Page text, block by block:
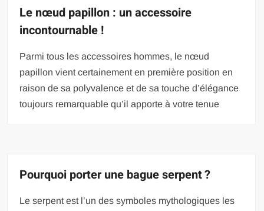
Le nœud papillon : un accessoire
incontournable !
Parmi tous les accessoires hommes, le nœud
papillon vient certainement en première position en
raison de sa polyvalence et de sa touche d’élégance
toujours remarquable qu’il apporte à votre tenue
Pourquoi porter une bague serpent ?
Le serpent est l’un des symboles mythologiques les